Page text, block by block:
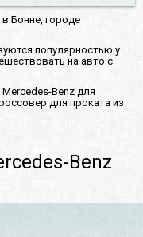
Бонне, городе
популярностью у
на авто с
Benz для
для проката из
Benz